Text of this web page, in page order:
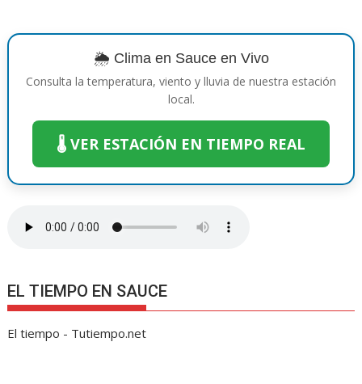
o
k
st A
p
p
n
g
er
Li
n
k
a
m
ar
ti
r
🌦️ Clima en Sauce en Vivo
Consulta la temperatura, viento y lluvia de nuestra estación
local.
🌡️ VER ESTACIÓN EN TIEMPO REAL
EL TIEMPO EN SAUCE
El tiempo - Tutiempo.net